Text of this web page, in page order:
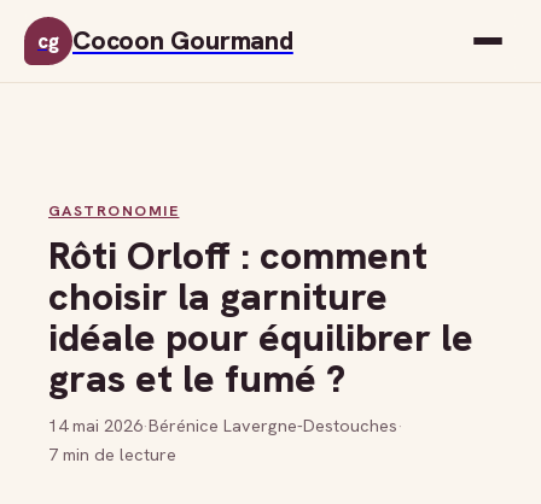
cg Cocoon Gourmand
GASTRONOMIE
Rôti Orloff : comment
choisir la garniture
idéale pour équilibrer le
gras et le fumé ?
14 mai 2026·Bérénice Lavergne-Destouches·
7 min de lecture